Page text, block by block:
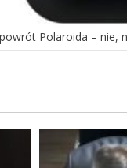
Polaroida – nie,